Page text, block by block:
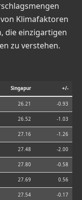
Klimafaktoren
die einzigartigen
zu verstehen.
Singapur +/-
26.21 -0.93
26.52 -1.03
27.16 -1.26
27.48 -2.00
27.80 -0.58
27.69 0.56
27.54 -0.17